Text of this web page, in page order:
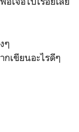
ๆ
เขียนอะไรดีๆ